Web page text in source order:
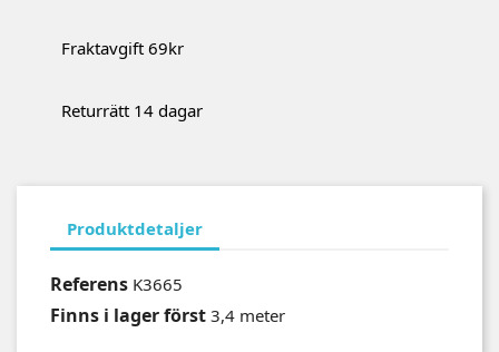
Fraktavgift 69kr
Returrätt 14 dagar
Produktdetaljer
Referens K3665
Finns i lager först 3,4 meter